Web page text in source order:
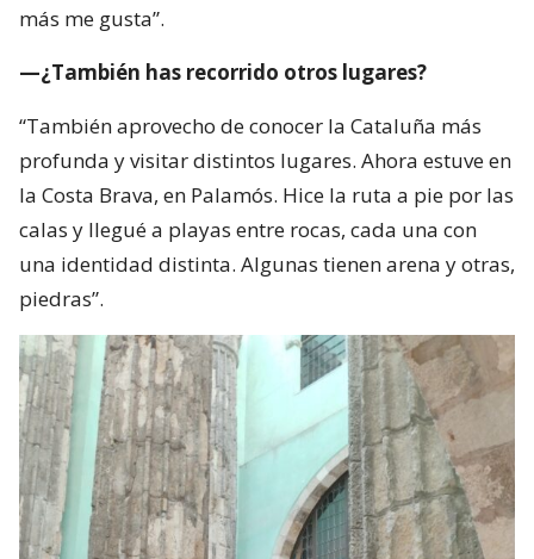
más me gusta”.
—¿También has recorrido otros lugares?
“También aprovecho de conocer la Cataluña más
profunda y visitar distintos lugares. Ahora estuve en
la Costa Brava, en Palamós. Hice la ruta a pie por las
calas y llegué a playas entre rocas, cada una con
una identidad distinta. Algunas tienen arena y otras,
piedras”.